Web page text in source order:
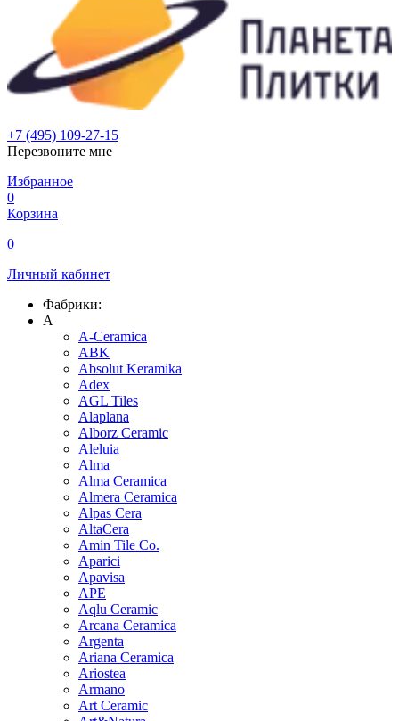
+7 (495) 109-27-15
Перезвоните мне
Избранное
0
Корзина
0
Личный кабинет
Фабрики:
A
A-Ceramica
ABK
Absolut Keramika
Adex
AGL Tiles
Alaplana
Alborz Ceramic
Aleluia
Alma
Alma Ceramica
Almera Ceramica
Alpas Cera
AltaCera
Amin Tile Co.
Aparici
Apavisa
APE
Aqlu Ceramic
Arcana Ceramica
Argenta
Ariana Ceramica
Ariostea
Armano
Art Ceramic